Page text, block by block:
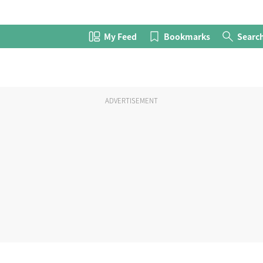
My Feed Bookmarks
ADVERTISEMENT